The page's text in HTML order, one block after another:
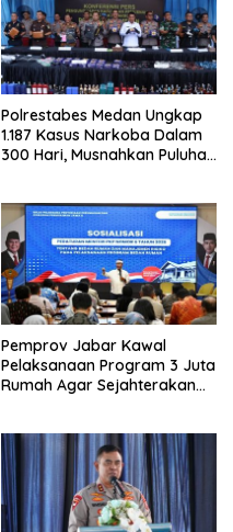
Polrestabes Medan Ungkap
1.187 Kasus Narkoba Dalam
300 Hari, Musnahkan Puluhan
Pemprov Jabar Kawal
Pelaksanaan Program 3 Juta
Rumah Agar Sejahterakan